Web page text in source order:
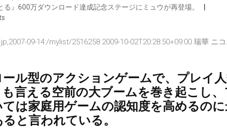
る』600万ダウンロード達成記念ステージにミュウが再登場。
09-14:/mylist/2516258 2009-10-02T20:28:50+09:00 瑞華 ニ
ル型のアクションゲームで、プレイ人
言える空前の大ブームを巻き起こし
は家庭用ゲームの認知度を高めるの
と言われている。